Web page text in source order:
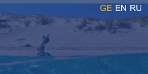
GE EN RU